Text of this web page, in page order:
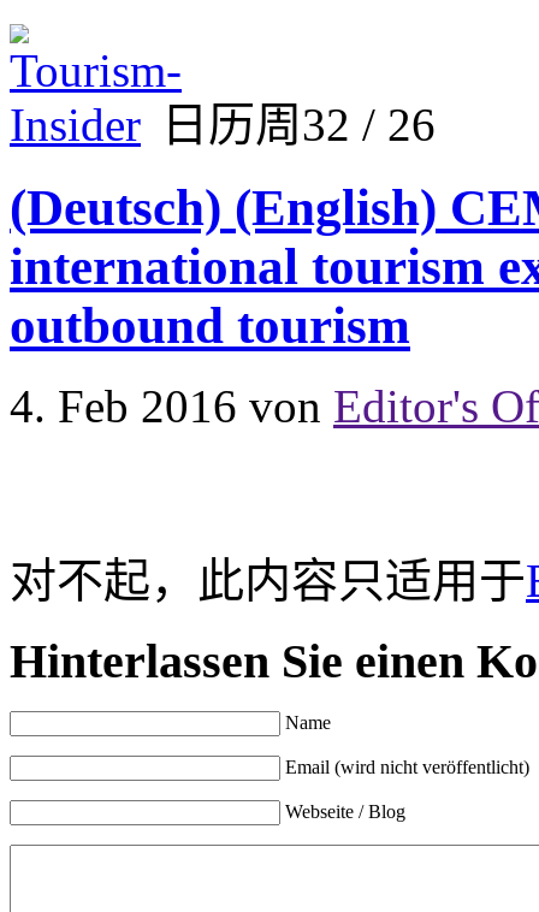
日历周32 / 26
(Deutsch) (English)
international tourism
outbound tourism
4. Feb 2016 von Editor's
对不起，此内容只适用于
Hinterlassen Sie einen
Name
Email (wird nicht veröffentlicht)
Webseite / Blog